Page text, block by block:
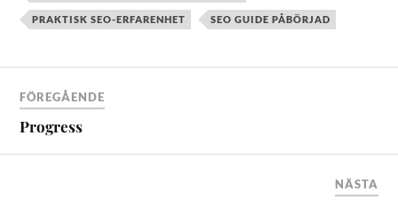
PRAKTISK SEO-ERFARENHET SEO GUIDE PÅBÖRJAD
FÖREGÅENDE
Progress
NÄSTA